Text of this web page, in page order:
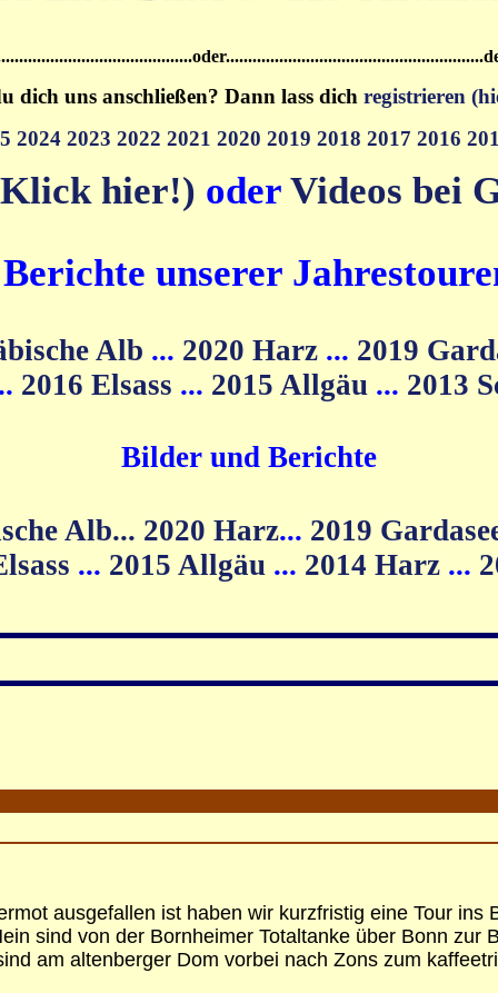
dich uns anschließen? Dann lass dich registrieren
2024 2023 2022 2021 2020 2019 2018 2017 2016
hier!) oder Videos bei
unserer
Alb ... 2020 Harz ... 2019
2016 Elsass ... 2015 Allgäu ... 2013
Bilder und Berichte
2020 Harz... 2019
... 2015 Allgäu ... 2014 Harz ...
ausgefallen ist haben wir kurzfristig eine Tour ins
sind von der Bornheimer Totaltanke über Bonn zur
am altenberger Dom vorbei nach Zons zum